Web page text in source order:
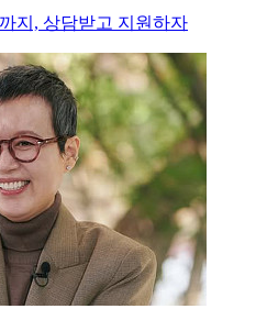
지, 상담받고 지원하자